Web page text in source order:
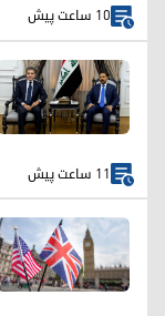
10 ساعت پیش
11 ساعت پیش